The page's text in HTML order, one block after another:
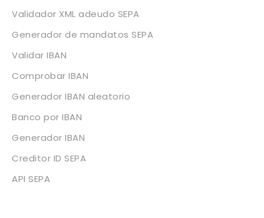
Validador XML adeudo SEPA
Generador de mandatos SEPA
Validar IBAN
Comprobar IBAN
Generador IBAN aleatorio
Banco por IBAN
Generador IBAN
Creditor ID SEPA
API SEPA